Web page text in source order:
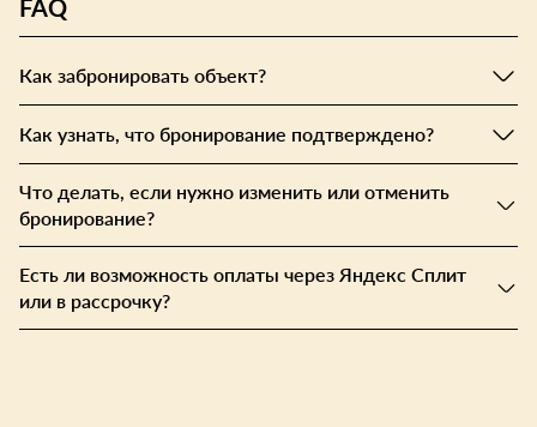
FAQ
Как забронировать объект?
Как узнать, что бронирование подтверждено?
Что делать, если нужно изменить или отменить
бронирование?
Есть ли возможность оплаты через Яндекс Сплит
или в рассрочку?